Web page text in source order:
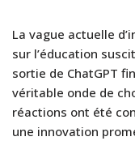
La vague actuelle
sur l’éducation
sortie de ChatGPT
véritable onde de
réactions ont été
une innovation